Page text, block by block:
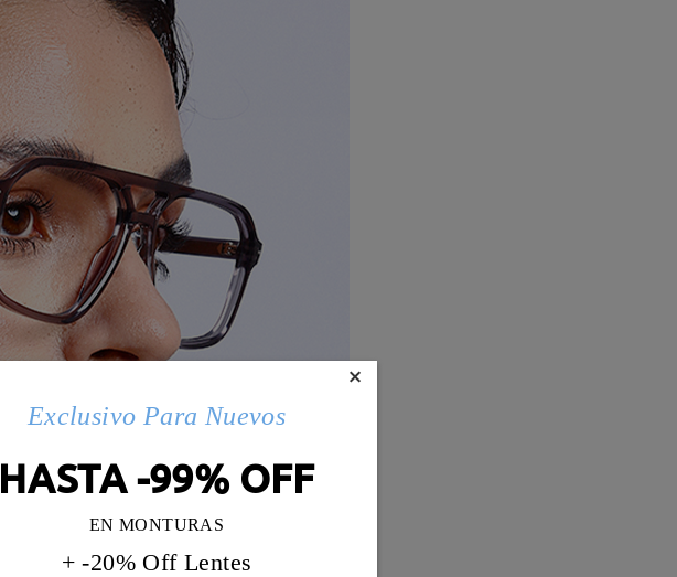
×
Exclusivo Para Nuevos
HASTA -99% OFF
EN MONTURAS
+ -20% Off Lentes